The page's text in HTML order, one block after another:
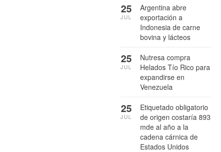
Argentina abre
exportación a
Indonesia de carne
bovina y lácteos
25
JUL
Nutresa compra
Helados Tío Rico para
expandirse en
Venezuela
25
JUL
Etiquetado obligatorio
de origen costaría 893
mde al año a la
cadena cárnica de
Estados Unidos
25
JUL